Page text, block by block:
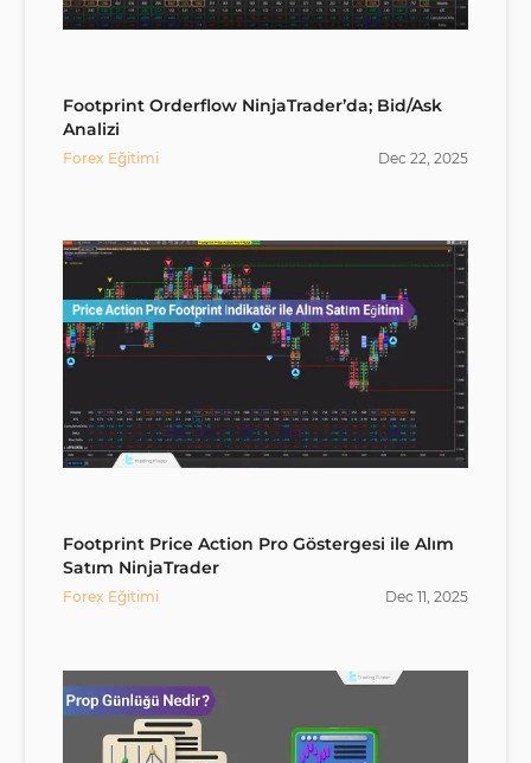
Footprint Orderflow NinjaTrader’da; Bid/Ask
Analizi
Forex Eğitimi Dec 22, 2025
Footprint Price Action Pro Göstergesi ile Alım
Satım NinjaTrader
Forex Eğitimi Dec 11, 2025